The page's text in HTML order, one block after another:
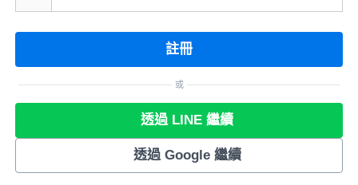
註冊
或
透過 LINE 繼續
透過 Google 繼續